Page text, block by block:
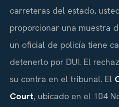
carreteras del estado,
proporcionar una muestra
un oficial de policía tiene
detenerlo por DUI. El
su contra en el tribunal. El
Court, ubicado en el 104